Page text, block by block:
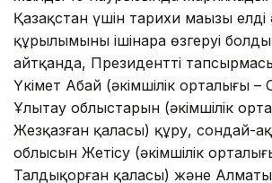
Қазақстан үшін тарихи маңызы елдің
құрылымының ішінара өзгеруі
айтқанда, Президенттің
Үкімет Абай (әкімшілік орталығы
Ұлытау облыстарын (әкімшілік
Жезқазған қаласы) құру, сондай-
облысын Жетісу (әкімшілік
Талдықорған қаласы) және